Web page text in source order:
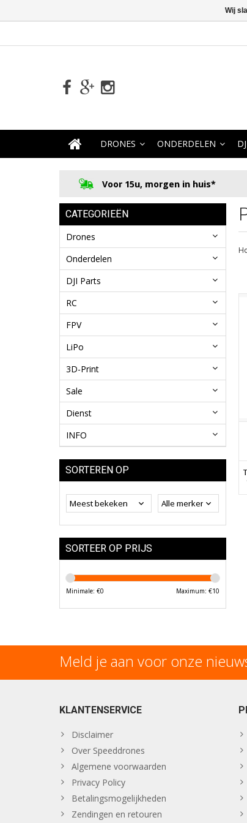
DRONES ONDERDELEN
Voor 15u, morgen in huis*
CATEGORIEËN
Drones
Onderdelen
DJI Parts
RC
FPV
LiPo
3D-Print
Sale
Dienst
INFO
SORTEREN OP
SORTEER OP PRIJS
Minimale: €0 Maximum: €10
Meld je aan voor onze
KLANTENSERVICE
Disclaimer
Over Speeddrones
Algemene voorwaarden
Privacy Policy
Betalingsmogelijkheden
Zendingen en retouren
Wij